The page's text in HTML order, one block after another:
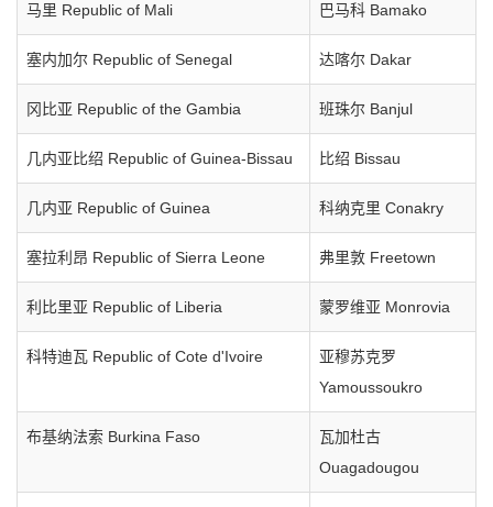
马里 Republic of Mali 巴马科 Bamako
塞内加尔 Republic of Senegal 达喀尔 Dakar
冈比亚 Republic of the Gambia 班珠尔 Banjul
几内亚比绍 Republic of Guinea-Bissau 比绍 Bissau
几内亚 Republic of Guinea 科纳克里 Conakry
塞拉利昂 Republic of Sierra Leone 弗里敦 Freetown
利比里亚 Republic of Liberia 蒙罗维亚 Monrovia
科特迪瓦 Republic of Cote d'Ivoire
亚穆苏克罗
Yamoussoukro
布基纳法索 Burkina Faso
瓦加杜古
Ouagadougou